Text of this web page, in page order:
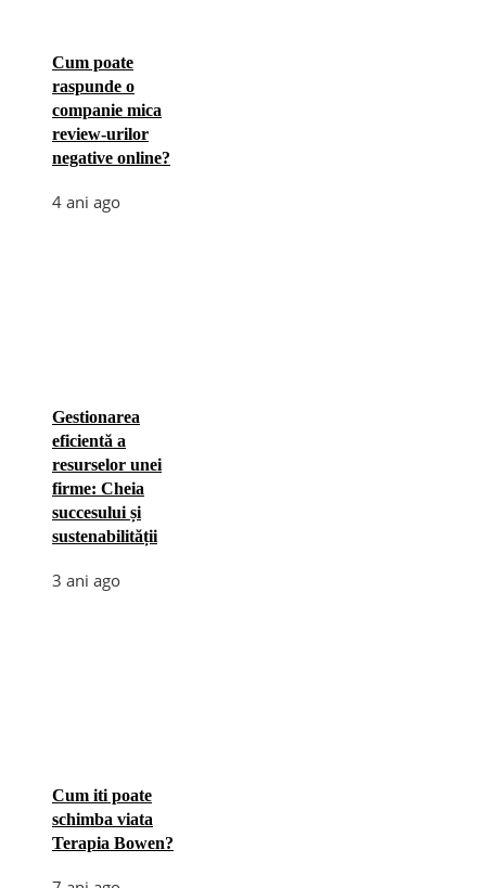
Cum poate
raspunde o
companie mica
review-urilor
negative online?
4 ani ago
Gestionarea
eficientă a
resurselor unei
firme: Cheia
succesului și
sustenabilității
3 ani ago
Cum iti poate
schimba viata
Terapia Bowen?